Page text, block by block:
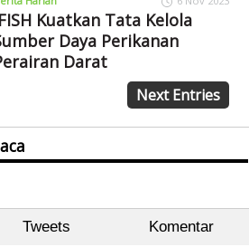
Kuatkan Tata Kelola
Daya Perikanan
Darat
Next Entries
Tweets Komentar